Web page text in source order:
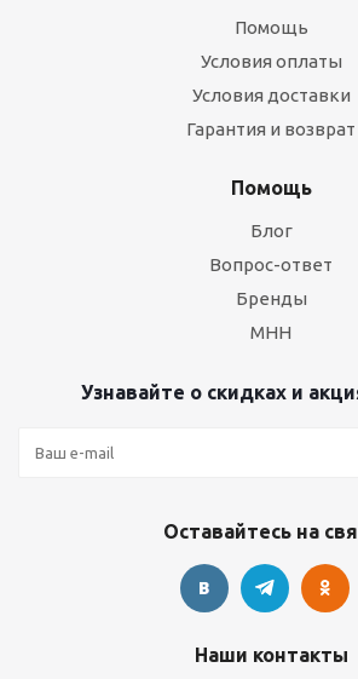
Помощь
Условия оплаты
Условия доставки
Гарантия и возврат
Помощь
Блог
Вопрос-ответ
Бренды
МНН
Узнавайте о скидках и
Оставайтесь на
Наши контакты